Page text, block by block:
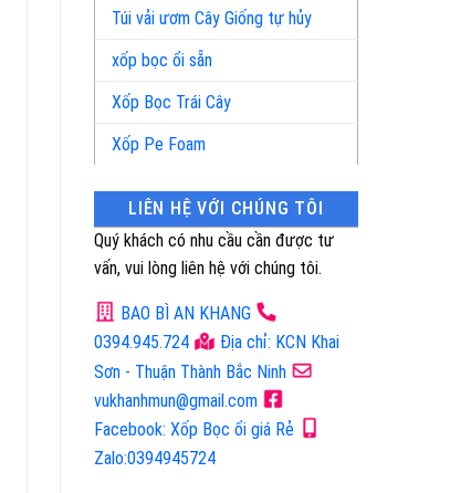
Túi vải ươm Cây Giống tự hủy
xốp bọc ổi sẵn
Xốp Bọc Trái Cây
Xốp Pe Foam
LIÊN HỆ VỚI CHÚNG TÔI
Quý khách có nhu cầu cần được tư
vấn, vui lòng liên hệ với chúng tôi.
BAO BÌ AN KHANG
0394.945.724
Địa chỉ: KCN Khai
Sơn - Thuận Thành Bắc Ninh
vukhanhmun@gmail.com
Facebook: Xốp Bọc ổi giá Rẻ
Zalo:0394945724